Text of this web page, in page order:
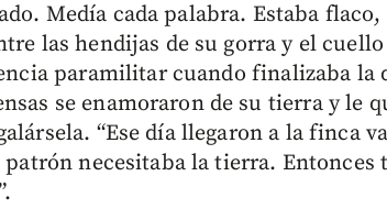
Medía cada palabra. Estaba
las hendijas de su gorra y el
paramilitar cuando finalizaba la
se enamoraron de su tierra y le
“Ese día llegaron a la finca
necesitaba la tierra.